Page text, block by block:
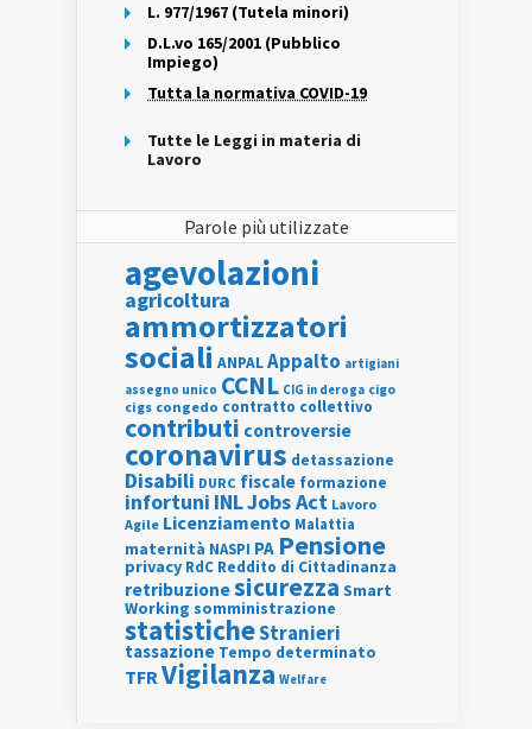
L. 977/1967 (Tutela minori)
D.L.vo 165/2001 (Pubblico
Impiego)
Tutta la normativa COVID-19
Tutte le Leggi in materia di
Lavoro
Parole più utilizzate
agevolazioni
agricoltura
ammortizzatori
sociali ANPALAppalto artigiani
assegno unico CCNL CIG in deroga cigo
cigs congedo contratto collettivo
contributi controversie
coronavirus detassazione
Disabili DURC fiscale formazione
infortuni INLJobs Act Lavoro
Agile Licenziamento Malattia
maternità NASPI PA Pensione
privacy RdC Reddito di Cittadinanza
retribuzionesicurezza Smart
Working somministrazione
statisticheStranieri
tassazione Tempo determinato
TFRVigilanza Welfare